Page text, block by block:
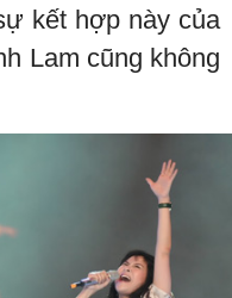
kết hợp này của
Lam cũng không